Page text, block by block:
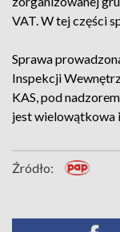
VAT. W tej części
Sprawa
Inspekcji
KAS, pod
jest wielowątkowa
Źródło: